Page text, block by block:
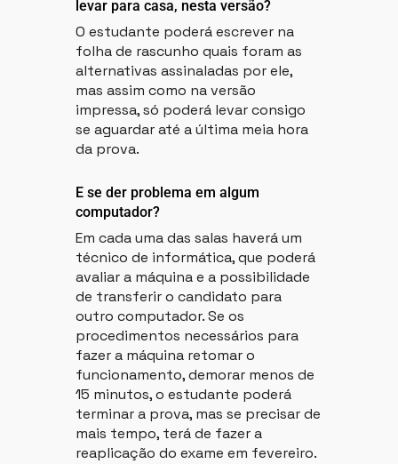
levar para casa, nesta versão?
O estudante poderá escrever na
folha de rascunho quais foram as
alternativas assinaladas por ele,
mas assim como na versão
impressa, só poderá levar consigo
se aguardar até a última meia hora
da prova.
E se der problema em algum
computador?
Em cada uma das salas haverá um
técnico de informática, que poderá
avaliar a máquina e a possibilidade
de transferir o candidato para
outro computador. Se os
procedimentos necessários para
fazer a máquina retomar o
funcionamento, demorar menos de
15 minutos, o estudante poderá
terminar a prova, mas se precisar de
mais tempo, terá de fazer a
reaplicação do exame em fevereiro.